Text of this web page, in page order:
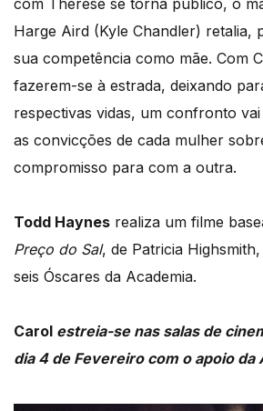
com Therese se torna público, o
Harge Aird (Kyle Chandler) retalia,
sua competência como mãe. Com
fazerem-se à estrada, deixando
respectivas vidas, um confronto
as convicções de cada mulher
compromisso para com a outra.
Todd Haynes realiza um filme
Preço do Sal, de Patricia
seis Óscares da Academia.
Carol estreia-se nas salas de
dia 4 de Fevereiro com o apoio da